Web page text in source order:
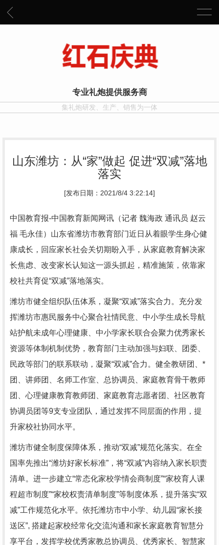
专业礼炮提供服务商
集礼炮研发、生产、销售为一体
山东潍坊：从“家”做起 促进“双减”落地
落实
[发布日期：2021/8/4 3:22:14]
中国教育报-中国教育新闻网讯（记者 魏海政 通讯员 赵云
福 毛永佳）山东省潍坊市教育部门近日从着眼学生身心健
康成长，回应家长社会关切期盼入手，从家庭教育解决家
长焦虑、改变家长认知这一源头抓起，精准施策，依靠家
校社共育促“双减”落地落实。
潍坊市健全组织队伍体系，凝聚“双减”落实合力。充分发
挥潍坊市惠民服务中心聚合社情民意、中小学生成长导航
站护航未成年心理健康、中小学家长联合会聚力优秀家长
资源等体制机制优势，教育部门主动加强与妇联、团委、
民政等部门的联系联动，凝聚“双减”合力。健全教研团、*
团、讲师团、名师工作室、总协调员、家庭教育骨干教师
团、心理健康教育教师团、家庭教育志愿者团、社区教育
协调员团等9支专业团队，通过发挥不同层面的作用，提
升家校社协同水平。
潍坊市健全制度保障体系，推动“双减”规范化落实。在全
国率先推出“潍坊好家长标准”，将“双减”内容纳入家长职责
清单。进一步建立“常态化家校学情会商制度”“家校育人课
程超市制度”“家校权责清单制度”等制度体系，提升落实“双
减”工作规范化水平。依托潍坊市中小学、幼儿园“家长接
送区”, 搭建起家校经常化交流沟通和家长家庭教育智慧分
享平台，发挥学校优秀家教总协调员、优秀家长、智慧家